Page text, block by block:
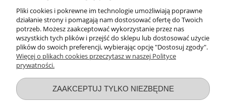
DO KOSZYKA
Pliki cookies i pokrewne im technologie umożliwiają poprawne
działanie strony i pomagają nam dostosować ofertę do Twoich
potrzeb. Możesz zaakceptować wykorzystanie przez nas
wszystkich tych plików i przejść do sklepu lub dostosować użycie
plików do swoich preferencji, wybierając opcję "Dostosuj zgody".
Więcej o plikach cookies przeczytasz w naszej Polityce
prywatności.
ZAAKCEPTUJ TYLKO NIEZBĘDNE